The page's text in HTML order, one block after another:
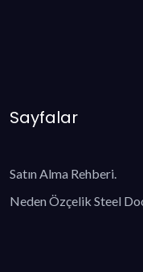
Sayfalar
Satın Alma Rehberi.
Neden Özçelik Steel